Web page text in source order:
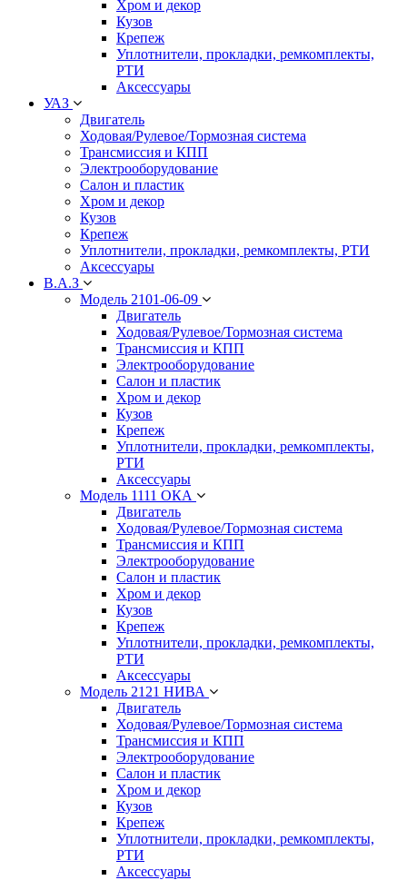
Хром и декор
Кузов
Крепеж
Уплотнители, прокладки, ремкомплекты,
РТИ
Аксессуары
УАЗ
Двигатель
Ходовая/Рулевое/Тормозная система
Трансмиссия и КПП
Электрооборудование
Салон и пластик
Хром и декор
Кузов
Крепеж
Уплотнители, прокладки, ремкомплекты, РТИ
Аксессуары
В.А.З
Модель 2101-06-09
Двигатель
Ходовая/Рулевое/Тормозная система
Трансмиссия и КПП
Электрооборудование
Салон и пластик
Хром и декор
Кузов
Крепеж
Уплотнители, прокладки, ремкомплекты,
РТИ
Аксессуары
Модель 1111 ОКА
Двигатель
Ходовая/Рулевое/Тормозная система
Трансмиссия и КПП
Электрооборудование
Салон и пластик
Хром и декор
Кузов
Крепеж
Уплотнители, прокладки, ремкомплекты,
РТИ
Аксессуары
Модель 2121 НИВА
Двигатель
Ходовая/Рулевое/Тормозная система
Трансмиссия и КПП
Электрооборудование
Салон и пластик
Хром и декор
Кузов
Крепеж
Уплотнители, прокладки, ремкомплекты,
РТИ
Аксессуары